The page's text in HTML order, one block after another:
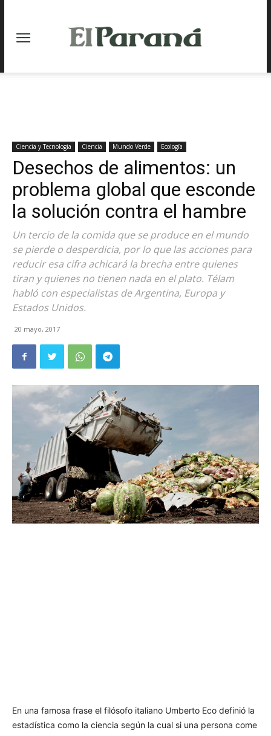
Ciencia y Tecnologia Ciencia Mundo Verde Ecología
Desechos de alimentos: un
problema global que esconde
la solución contra el hambre
Un tercio de la comida que se produce en el mundo
se pierde o desperdicia, por lo que las acciones para
reducir esa cifra achicará la brecha entre quienes
tiran y quienes no tienen nada en el plato. Télam
habló con especialistas de Argentina, Europa y
Estados Unidos.
20 mayo, 2017
En una famosa frase el filósofo italiano Umberto Eco definió la
estadística como la ciencia según la cual si una persona come